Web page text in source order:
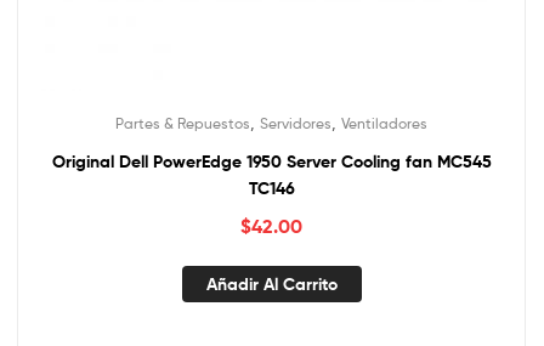
Partes & Repuestos Servidores Ventiladores
Original Dell PowerEdge 1950 Server Cooling fan MC545
TC146
$42.00
Añadir Al Carrito